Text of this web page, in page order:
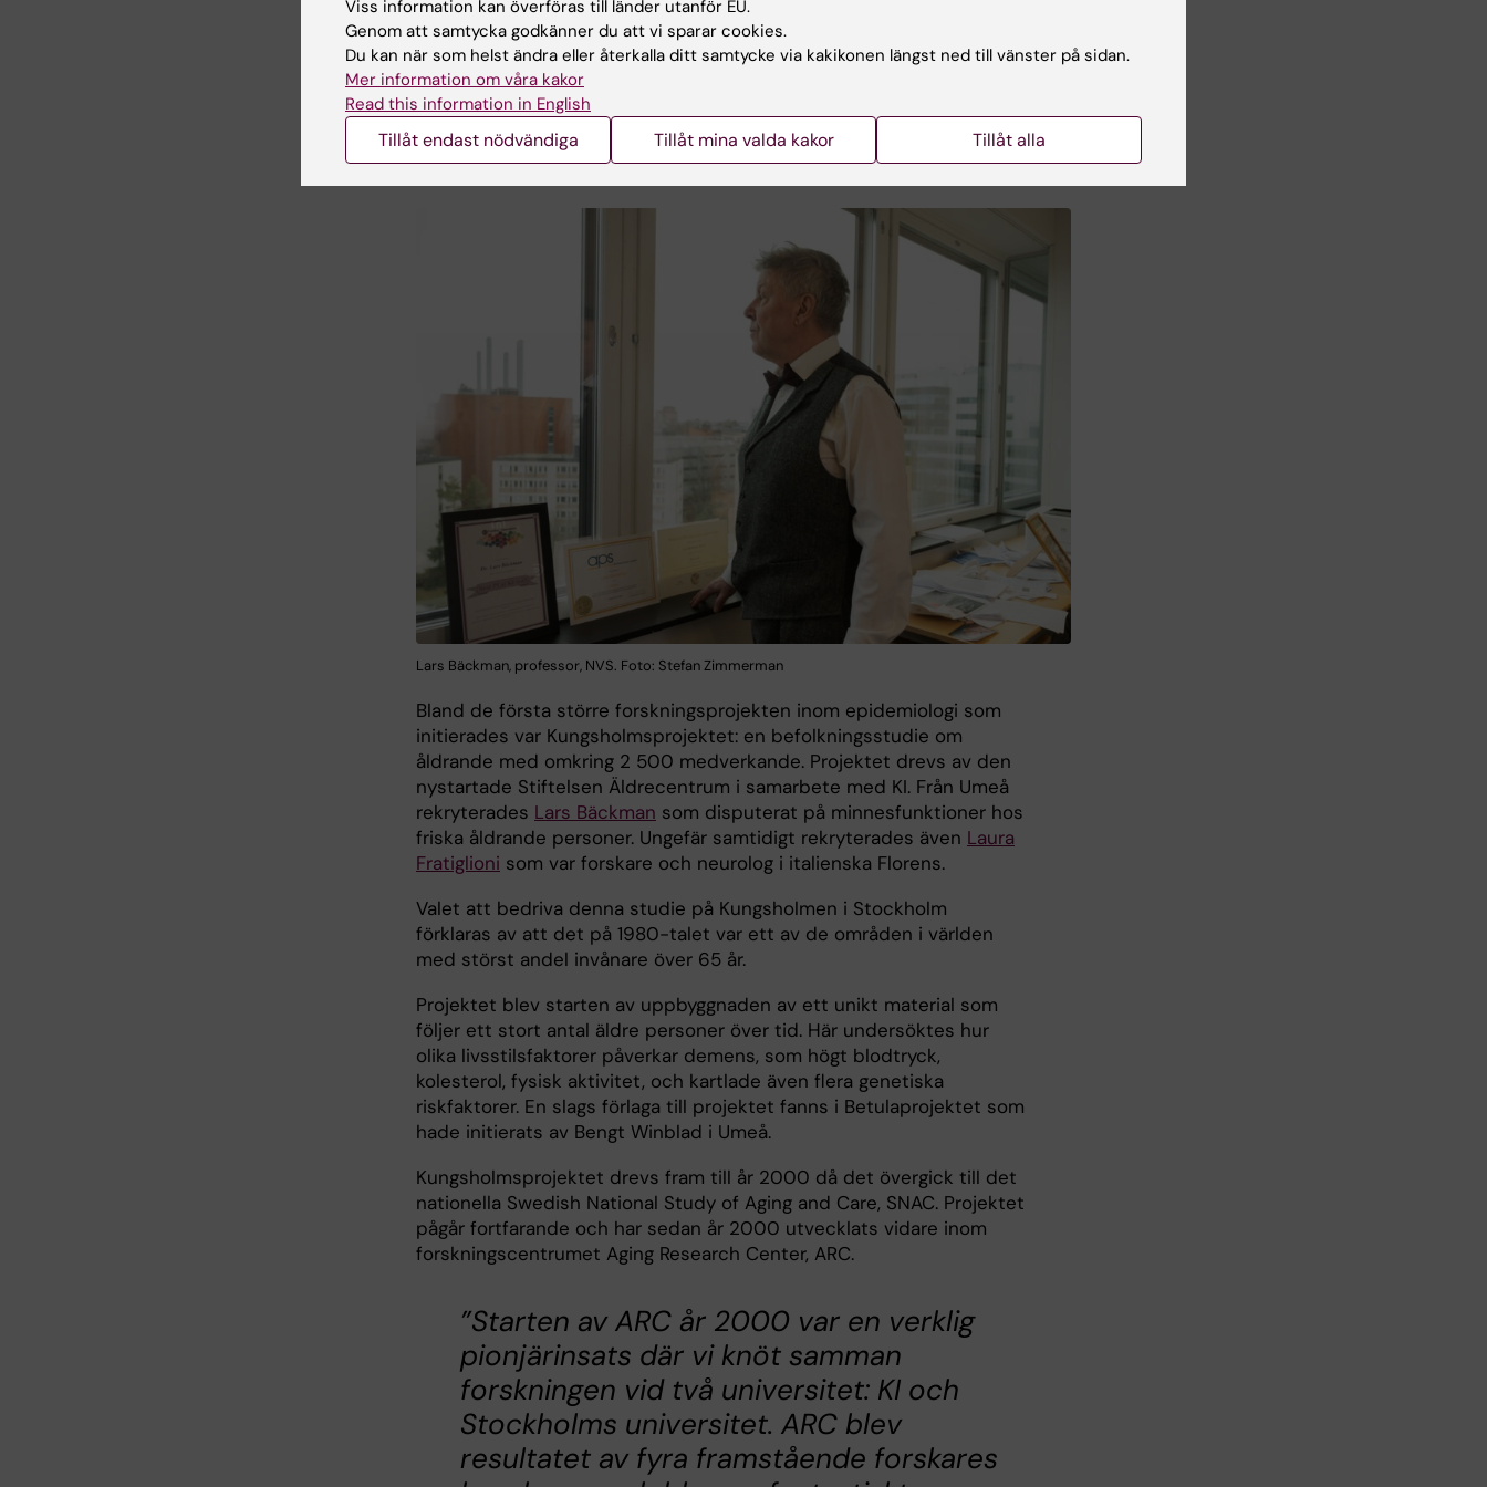
akademisk miljö söder om Stockholm.
Både Winblad och Seiger drevs av en vilja att involvera all
vårdpersonal i både utbildning och forskning. Det ledde till att en
stark samverkan med sjukvården utvecklas vilket i sin tur
resulterade både i en stark klinisk forskning och i förlängningen en
Lars Bäckman, professor, NVS. Foto: Stefan Zimmerman
Bland de första större forskningsprojekten inom epidemiologi som
initierades var Kungsholmsprojektet: en befolkningsstudie om
åldrande med omkring 2 500 medverkande. Projektet drevs av den
nystartade Stiftelsen Äldrecentrum i samarbete med KI. Från Umeå
rekryterades Lars Bäckman som disputerat på minnesfunktioner hos
friska åldrande personer. Ungefär samtidigt rekryterades även Laura
Fratiglioni som var forskare och neurolog i italienska Florens.
Valet att bedriva denna studie på Kungsholmen i Stockholm
förklaras av att det på 1980-talet var ett av de områden i världen
med störst andel invånare över 65 år.
Projektet blev starten av uppbyggnaden av ett unikt material som
följer ett stort antal äldre personer över tid. Här undersöktes hur
olika livsstilsfaktorer påverkar demens, som högt blodtryck,
kolesterol, fysisk aktivitet, och kartlade även flera genetiska
riskfaktorer. En slags förlaga till projektet fanns i Betulaprojektet som
hade initierats av Bengt Winblad i Umeå.
Kungsholmsprojektet drevs fram till år 2000 då det övergick till det
nationella Swedish National Study of Aging and Care, SNAC. Projektet
pågår fortfarande och har sedan år 2000 utvecklats vidare inom
forskningscentrumet Aging Research Center, ARC.
”Starten av ARC år 2000 var en verklig
pionjärinsats där vi knöt samman
forskningen vid två universitet: KI och
Stockholms universitet. ARC blev
resultatet av fyra framstående forskares
Viss information kan överföras till länder utanför EU.
Genom att samtycka godkänner du att vi sparar cookies.
Du kan när som helst ändra eller återkalla ditt samtycke via kakikonen längst ned till vänster på sidan.
Mer information om våra kakor
Read this information in English
Tillåt endast nödvändiga Tillåt mina valda kakor Tillåt alla